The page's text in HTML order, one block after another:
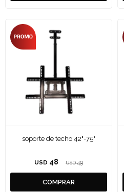
soporte de techo 42"-75"
USD 48 USD 49